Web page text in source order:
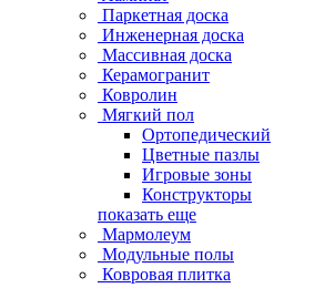
Паркетная доска
Инженерная доска
Массивная доска
Керамогранит
Ковролин
Мягкий пол
Ортопедический
Цветные пазлы
Игровые зоны
Конструкторы
показать еще
Мармолеум
Модульные полы
Ковровая плитка